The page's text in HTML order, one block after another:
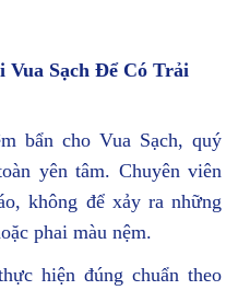
Vua Sạch Để Có Trải
bẩn cho Vua Sạch, quý
yên tâm. Chuyên viên
không để xảy ra những
phai màu nệm.
hiện đúng chuẩn theo